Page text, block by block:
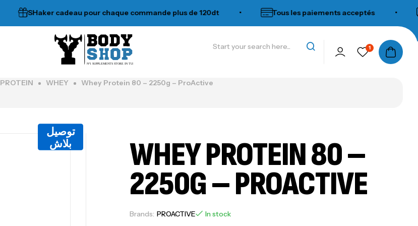
SHaker cadeau pour chaque commande plus de 120dt Tous les paiements acceptés
N°1 SUPPLEMENTS STORE IN TUNISIA
1
PROTEIN WHEY Whey Protein 80 – 2250g – ProActive
توصيل
بلاش
WHEY PROTEIN 80 –
2250G – PROACTIVE
Brands: PROACTIVE In stock